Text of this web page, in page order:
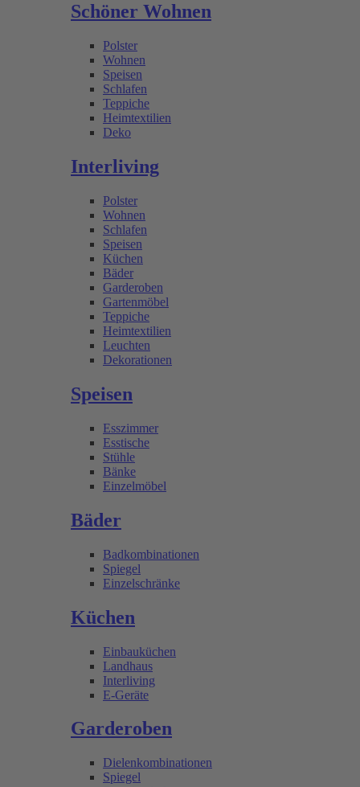
Schöner Wohnen
Polster
Wohnen
Speisen
Schlafen
Teppiche
Heimtextilien
Deko
Interliving
Polster
Wohnen
Schlafen
Speisen
Küchen
Bäder
Garderoben
Gartenmöbel
Teppiche
Heimtextilien
Leuchten
Dekorationen
Speisen
Esszimmer
Esstische
Stühle
Bänke
Einzelmöbel
Bäder
Badkombinationen
Spiegel
Einzelschränke
Küchen
Einbauküchen
Landhaus
Interliving
E-Geräte
Garderoben
Dielenkombinationen
Spiegel